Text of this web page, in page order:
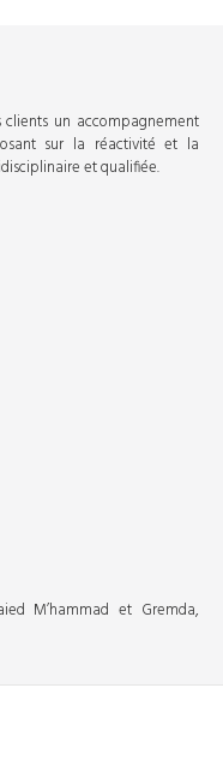
un accompagnement
sur la réactivité et la
et qualifiée.
M’hammad et Gremda,